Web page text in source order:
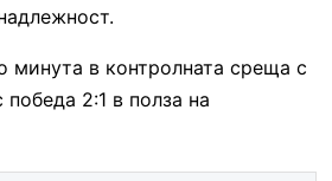
минута в контролната среща с
2:1 в полза на